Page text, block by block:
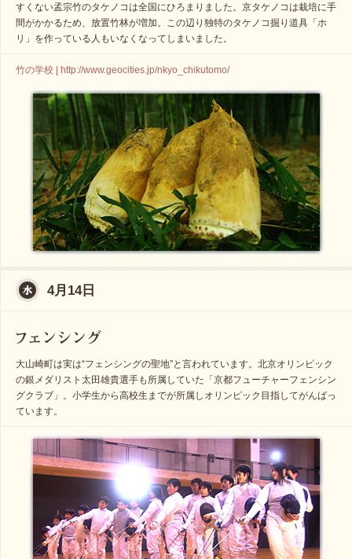
すくない孟宗竹のタケノコは全国にひろまりました。京タケノコは栽培に手
間がかかるため、放置竹林が増加。この辺り独特のタケノコ掘り道具「ホ
リ」を作っている人もいなくなってしまいました。
竹の学校 | http://www.geocities.jp/nkyo_chikutomo/
4月14日
大山崎町は実は“フェンシングの聖地”と言われています。北京オリンピック
の銀メダリスト太田雄貴選手も所属していた「京都フューチャーフェンシン
グクラブ」。小学生から高校生までが所属しオリンピック目指してがんばっ
ています。